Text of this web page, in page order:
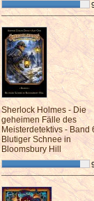
Sherlock Holmes - Die
geheimen Fälle des
Meisterdetektivs - Band
Blutiger Schnee in
Bloomsbury Hill